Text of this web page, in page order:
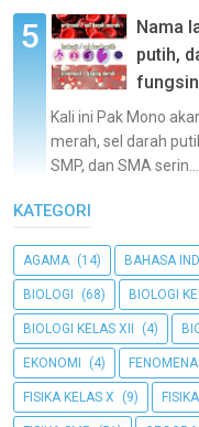
Nama
putih,
Kali ini Pak Mono
merah, sel darah
SMP, dan SMA serin...
KATEGORI
AGAMA (14) BAHASA
BIOLOGI (68) BIOLOGI
BIOLOGI KELAS XII (4)
EKONOMI (4)
FISIKA KELAS X (9)